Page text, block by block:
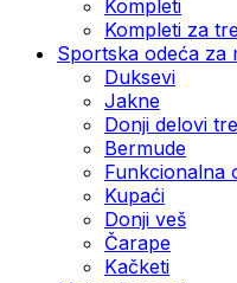
Kompleti
Kompleti za
Sportska odeća za
Duksevi
Jakne
Donji delovi
Bermude
Funkcionalna
Kupaći
Donji veš
Čarape
Kačketi